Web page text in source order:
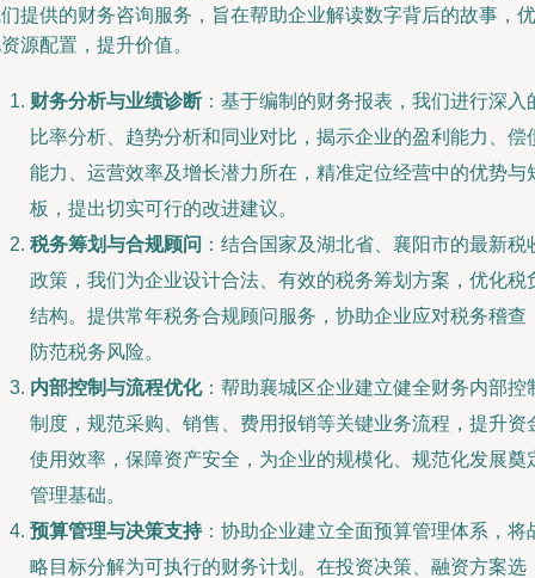
提供的财务咨询服务，旨在帮助企业解读数字背后的故事，优
源配置，提升价值。
财务分析与业绩诊断 ：基于编制的财务报表，我们进行深入
比率分析、趋势分析和同业对比，揭示企业的盈利能力、偿
能力、运营效率及增长潜力所在，精准定位经营中的优势与
板，提出切实可行的改进建议。
税务筹划与合规顾问 ：结合国家及湖北省、襄阳市的最新税
政策，我们为企业设计合法、有效的税务筹划方案，优化税
结构。提供常年税务合规顾问服务，协助企业应对税务稽查
防范税务风险。
内部控制与流程优化：帮助襄城区企业建立健全财务内部控
制度，规范采购、销售、费用报销等关键业务流程，提升资
使用效率，保障资产安全，为企业的规模化、规范化发展奠
管理基础。
预算管理与决策支持：协助企业建立全面预算管理体系，将
略目标分解为可执行的财务计划。在投资决策、融资方案选